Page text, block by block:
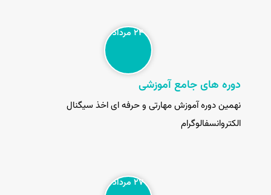
۲۴ مرداد
دوره های جامع آموزشی
نهمین دوره آموزش مهارتی و حرفه ای اخذ سیگنال
الکتروانسفالوگرام
۲۷ مرداد